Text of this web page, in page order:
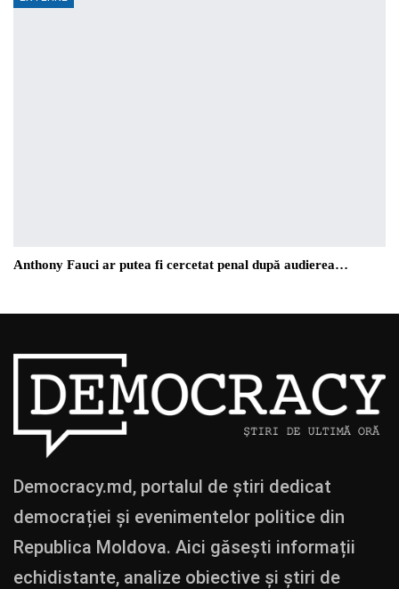
Anthony Fauci ar putea fi cercetat penal după audierea…
Democracy.md, portalul de știri dedicat
democrației și evenimentelor politice din
Republica Moldova. Aici găsești informații
echidistante, analize obiective și știri de